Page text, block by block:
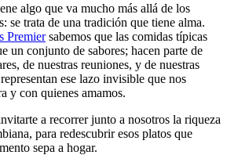
algo que va mucho más allá de los
se trata de una tradición que tiene alma.
Premiersabemos que las comidas típicas
un conjunto de sabores; hacen parte de
de nuestras reuniones, y de nuestras
ese lazo invisible que nos
y con quienes amamos.
a recorrer junto a nosotros la riqueza
para redescubrir esos platos que
sepa a hogar.